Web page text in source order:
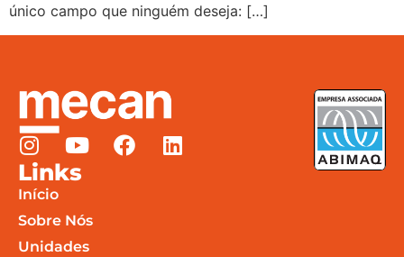
único campo que ninguém deseja: […]
Links
Início
Sobre Nós
Unidades